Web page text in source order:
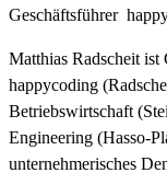
Geschäftsführer
Matthias Radscheit ist
happycoding
Betriebswirtschaft
Engineering (Hasso-
unternehmerisches